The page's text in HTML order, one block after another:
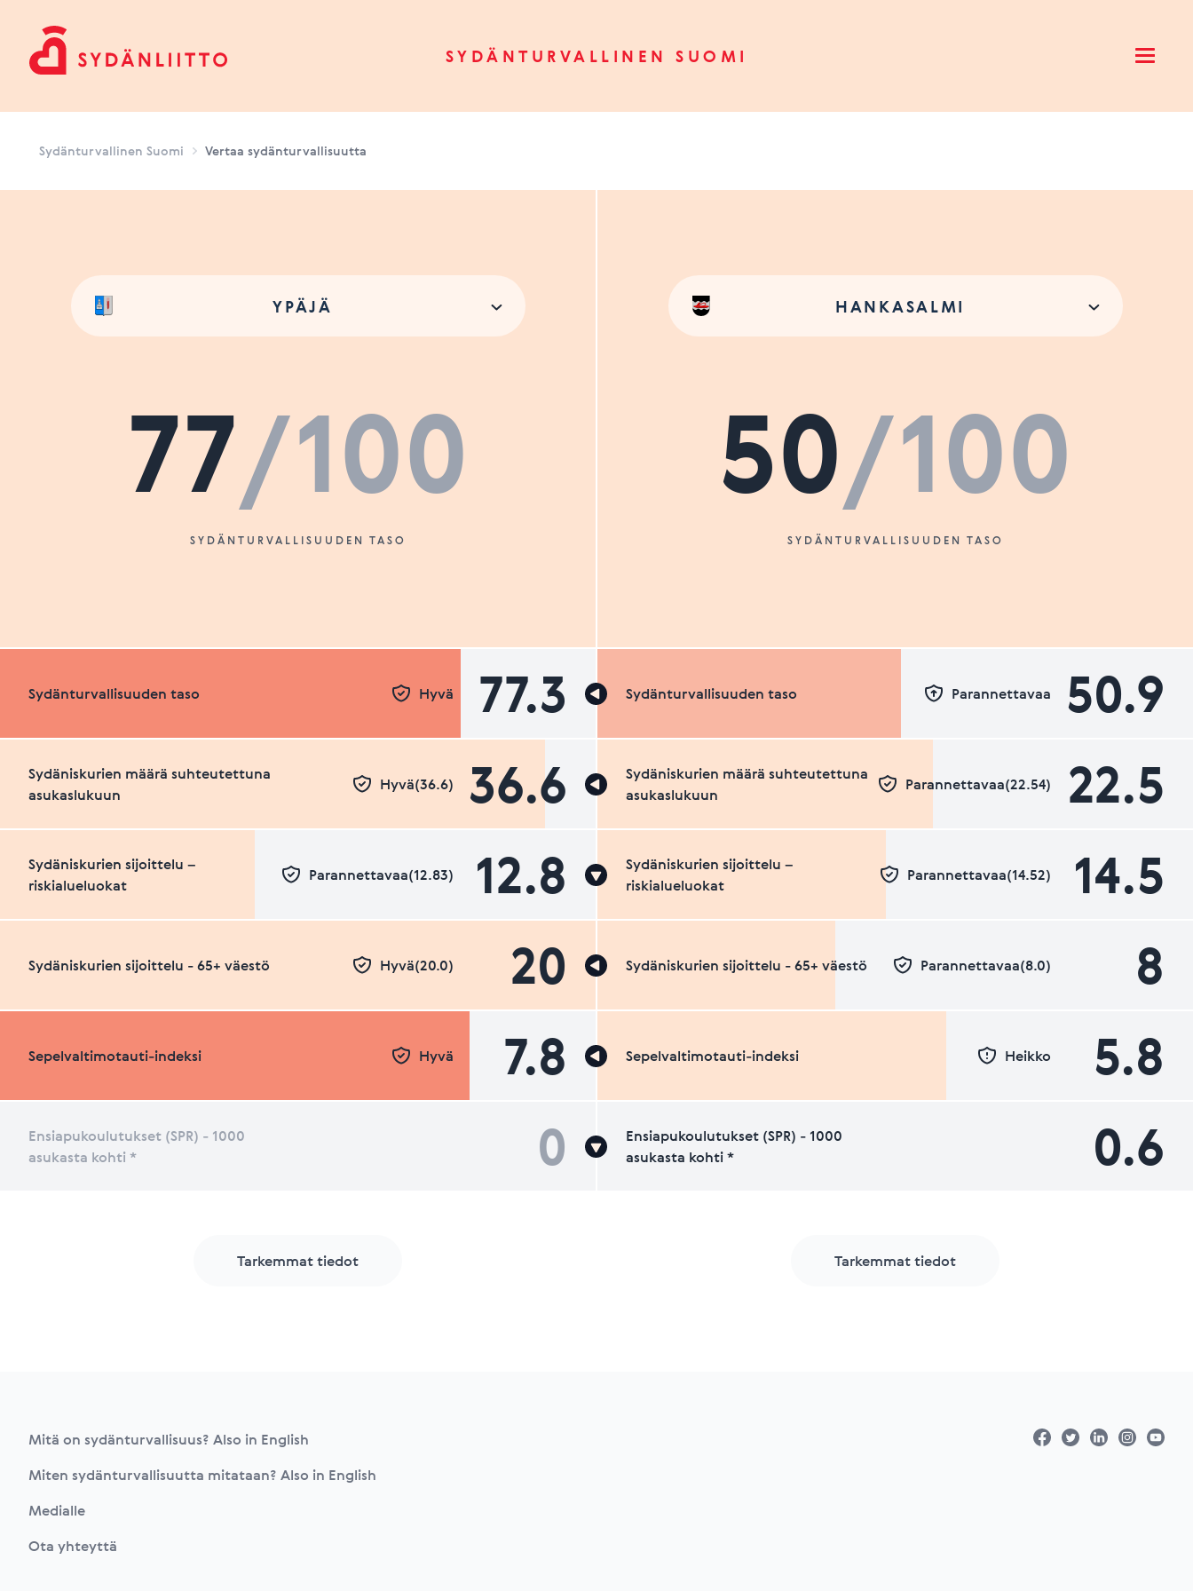
SYDÄNTURVALLINEN SUOMI Open
Sydänturvallinen Suomi Vertaa sydänturvallisuutta
YPÄJÄ
77/100
SYDÄNTURVALLISUUDEN TASO
Sydänturvallisuuden taso 77.3
Hyvä
Sydäniskurien määrä suhteutettuna
asukaslukuun
36.6
Hyvä(36.6)
Sydäniskurien sijoittelu –
riskialueluokat
12.8
Parannettavaa(12.83)
Sydäniskurien sijoittelu - 65+ väestö 20
Hyvä(20.0)
Sepelvaltimotauti-indeksi 7.8
Hyvä
Ensiapukoulutukset (SPR) - 1000
asukasta kohti *
0
Tarkemmat tiedot
HANKASALMI
50/100
SYDÄNTURVALLISUUDEN TASO
Sydänturvallisuuden taso 50.9
Parannettavaa
Sydäniskurien määrä suhteutettuna
asukaslukuun
22.5
Parannettavaa(22.54)
Sydäniskurien sijoittelu –
riskialueluokat
14.5
Parannettavaa(14.52)
Sydäniskurien sijoittelu - 65+ väestö 8
Parannettavaa(8.0)
Sepelvaltimotauti-indeksi 5.8
Heikko
Ensiapukoulutukset (SPR) - 1000
asukasta kohti *
0.6
Tarkemmat tiedot
Mitä on sydänturvallisuus? Also in English
Miten sydänturvallisuutta mitataan? Also in English
Medialle
Ota yhteyttä